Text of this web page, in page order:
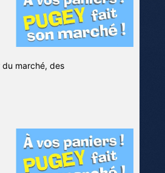
marché, des